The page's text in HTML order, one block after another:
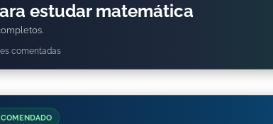
estudar matemática
comentadas